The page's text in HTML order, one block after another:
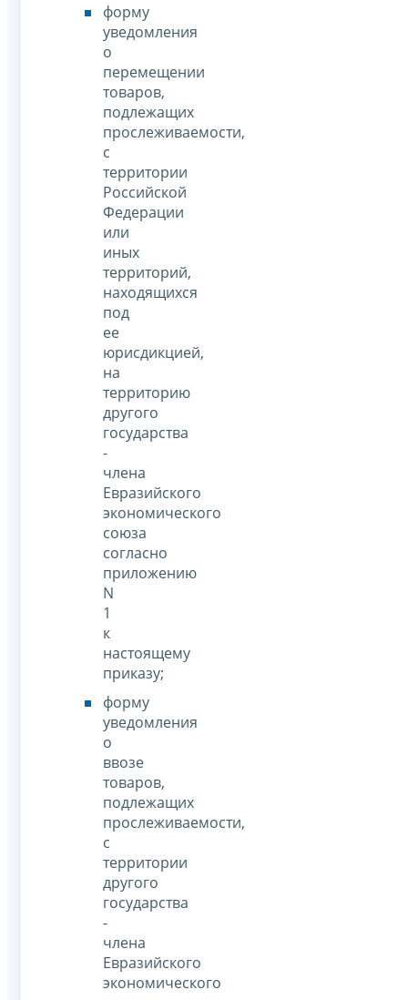
форму
уведомления
о
перемещении
товаров,
подлежащих
прослеживаемости,
с
территории
Российской
Федерации
или
иных
территорий,
находящихся
под
ее
юрисдикцией,
на
территорию
другого
государства
-
члена
Евразийского
экономического
союза
согласно
приложению
N
1
к
настоящему
приказу;
форму
уведомления
о
ввозе
товаров,
подлежащих
прослеживаемости,
с
территории
другого
государства
-
члена
Евразийского
экономического